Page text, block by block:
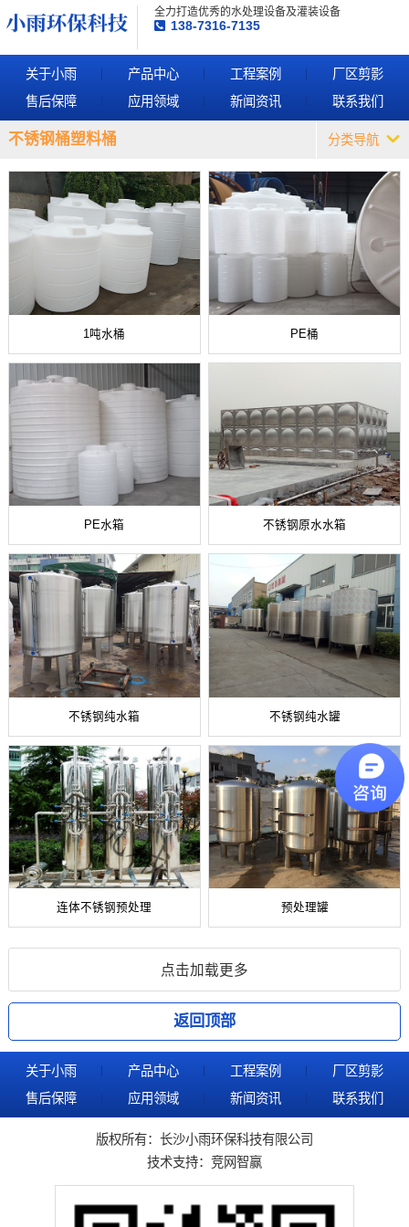
全力打造优秀的水处理设备及灌装设备
138-7316-7135
关于小雨 产品中心 工程案例
厂区剪影
售后保障
应用领域 新闻资讯 联系我们
不锈钢桶塑料桶 分类导航
1吨水桶 PE桶
PE水箱 不锈钢原水水箱
不锈钢纯水箱 不锈钢纯水罐
连体不锈钢预处理 预处理罐
点击加载更多
返回顶部
关于小雨 产品中心 工程案例
厂区剪影
售后保障
应用领域 新闻资讯 联系我们
版权所有：长沙小雨环保科技有限公司
技术支持： 竞网智赢